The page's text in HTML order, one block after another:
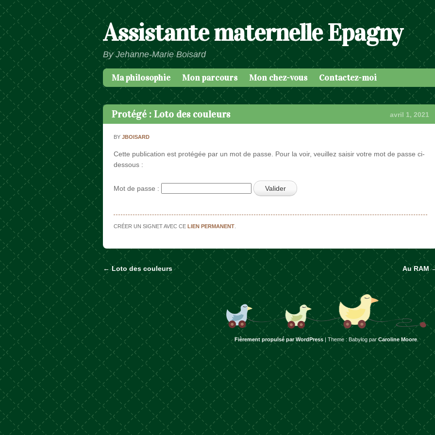
Assistante maternelle Epagny
By Jehanne-Marie Boisard
Menu
Passer au contenu
Ma philosophie Mon parcours Mon chez-vous Contactez-moi
Protégé : Loto des couleurs avril 1, 2021
BYJBOISARD
Cette publication est protégée par un mot de passe. Pour la voir, veuillez saisir votre mot de passe ci-
dessous :
Mot de passe :
CRÉER UN SIGNET AVEC CELIEN PERMANENT
Naviguer dans les articles
←Loto des couleurs Au RAM
Fièrement propulsé par WordPress Theme : Babylog parCaroline Moore.